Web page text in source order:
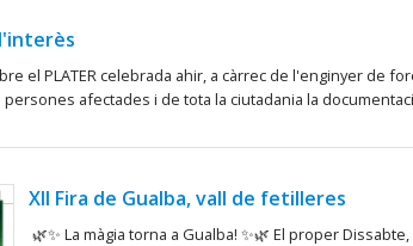
el PLATER celebrada ahir, a càrrec de l'enginyer de
afectades i de tota la ciutadania la
XII Fira de Gualba, vall de fetilleres
🌿✨ La màgia torna a Gualba! ✨🌿 El proper